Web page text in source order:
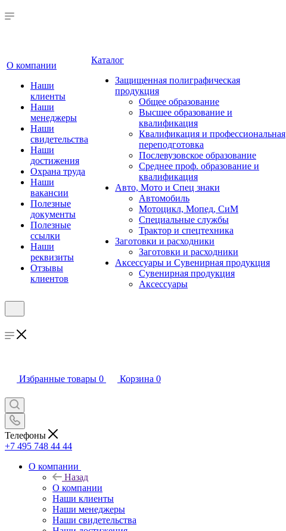
О компании
Наши
клиенты
Наши
менеджеры
Наши
свидетельства
Наши
достижения
Охрана труда
Наши
вакансии
Полезные
документы
Полезные
ссылки
Наши
реквизиты
Отзывы
клиентов
Каталог
Защищенная полиграфическая
продукция
Общее образование
Высшее образование и
квалификация
Квалификация и профессиональная
переподготовка
Послевузовское образование
Среднее проф. образование и
квалификация
Авто, Мото и Спец знаки
Автомобиль
Мотоцикл, Мопед, СиМ
Специальные службы
Трактор и спецтехника
Заготовки и расходники
Заготовки и расходники
Аксессуары и Сувенирная продукция
Сувенирная продукция
Аксессуары
Избранные товары 0 Корзина 0
Телефоны
+7 495 748 44 44
О компании
Назад
О компании
Наши клиенты
Наши менеджеры
Наши свидетельства